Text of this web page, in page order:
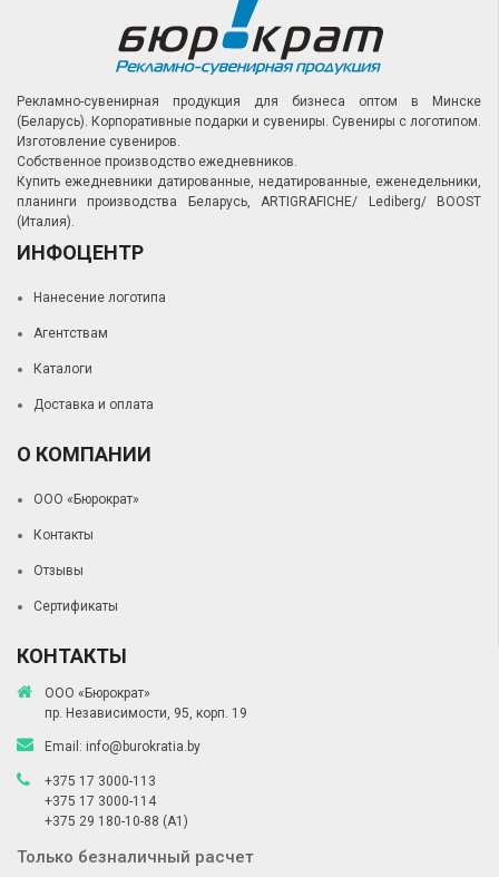
Рекламно-сувенирная продукция для бизнеса оптом в Минске
(Беларусь). Корпоративные подарки и сувениры. Сувениры с логотипом.
Изготовление сувениров.
Собственное производство ежедневников.
Купить ежедневники датированные, недатированные, еженедельники,
планинги производства Беларусь, ARTIGRAFICHE/ Lediberg/ BOOST
(Италия).
ИНФОЦЕНТР
Нанесение логотипа
Агентствам
Каталоги
Доставка и оплата
О КОМПАНИИ
ООО «Бюрократ»
Контакты
Отзывы
Сертификаты
КОНТАКТЫ
ООО «Бюрократ»
пр. Независимости, 95, корп. 19
Email: info@burokratia.by
+375 17 3000-113
+375 17 3000-114
+375 29 180-10-88 (A1)
Только безналичный расчет